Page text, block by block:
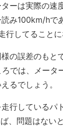
ーは実際の速
み100km/hで
してることに
の誤差のもと
では、メータ
るでしょう。
行しているパ
、問題はない